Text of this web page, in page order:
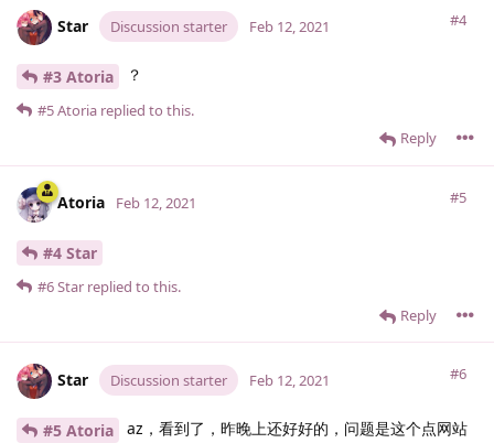
Star Discussion starter #4
Feb 12, 2021
#3 Atoria ？
Reply
#5Atoria replied to this.
Atoria #5
Feb 12, 2021
#4 Star
Reply
#6Star replied to this.
Star Discussion starter #6
Feb 12, 2021
#5 Atoria
az，看到了，昨晚上还好好的，问题是这个点网站